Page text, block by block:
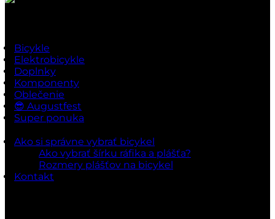
Bicykle
Elektrobicykle
Doplnky
Komponenty
Oblečenie
😎 Augustfest
Super ponuka
Ako si správne vybrať bicykel
Ako vybrať šírku ráfika a plášťa?
Rozmery plášťov na bicykel
Kontakt